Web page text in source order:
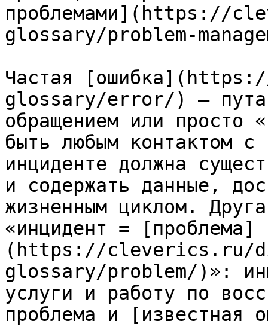
проблемами](https://
glossary/problem-
Частая
glossary/error/) —
обращением или просто
быть любым контактом
инциденте должна
и содержать данные,
жизненным циклом.
«инцидент = [проблема]
(https://cleverics.ru/
glossary/problem/)»:
услуги и работу по
проблема и [известная